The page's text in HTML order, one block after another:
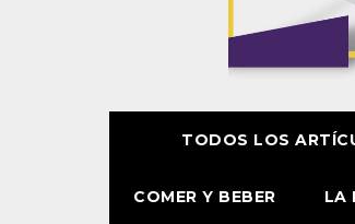
TODOS LOS
COMER Y BEBER LA